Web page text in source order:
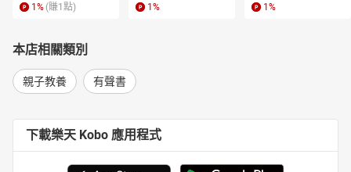
1 % (賺1 點) 1 % 1 %
本店相關類別
親子教養 有聲書
下載樂天 Kobo 應用程式